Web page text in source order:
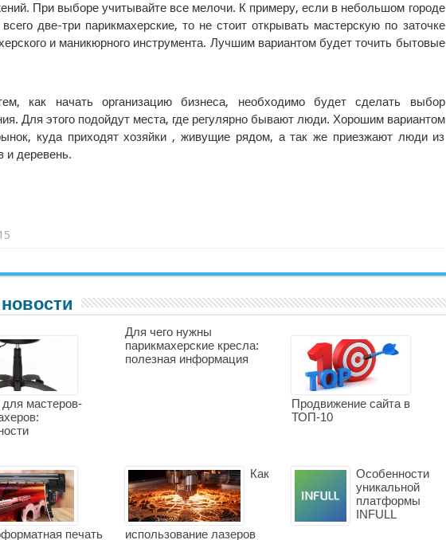
При выборе учитывайте все мелочи. К примеру, если в небольшом городе
две-три парикмахерские, то не стоит открывать мастерскую по заточке
и маникюрного инструмента. Лучшим вариантом будет точить бытовые
как начать организацию бизнеса, необходимо будет сделать выбор
Для этого подойдут места, где регулярно бывают люди. Хорошим вариантом
куда приходят хозяйки , живущие рядом, а так же приезжают люди из
и деревень.
мастеров-
Для чего нужны
парикмахерские кресла:
полезная информация
Продвижение сайта в
ТОП-10
печать
Как
использование лазеров
Особенности
уникальной
платформы
INFULL